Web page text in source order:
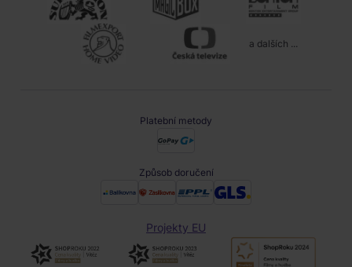
a dalších ...
Platební metody
Způsob doručení
Projekty EU